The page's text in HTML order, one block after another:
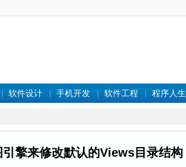
软件设计 手机开发 软件工程 程序人生
擎来修改默认的Views目录结构